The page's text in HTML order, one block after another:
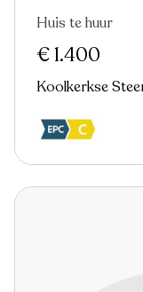
Nieuw
Huis te huur
€ 1.400
Koolkerkse